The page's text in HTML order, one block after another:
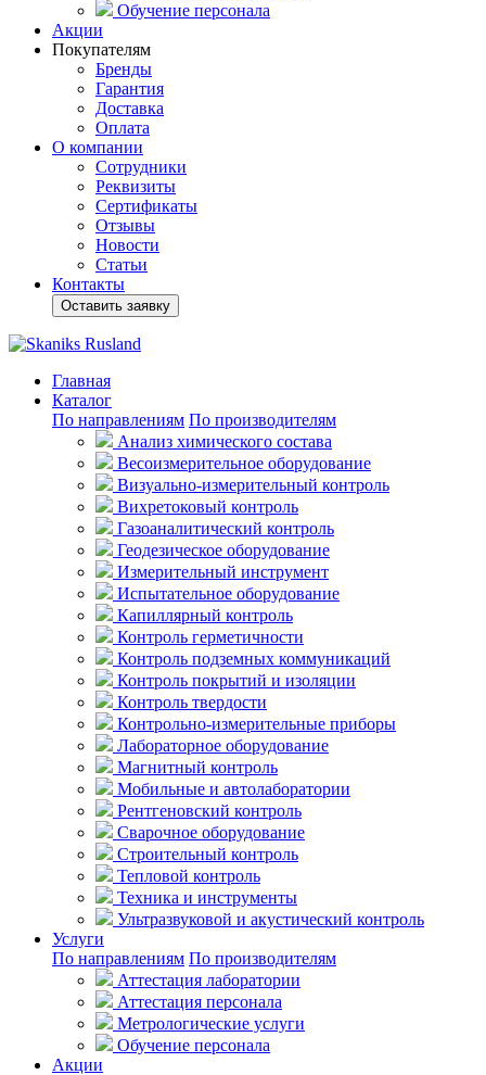
Обучение персонала
Акции
Покупателям
Бренды
Гарантия
Доставка
Оплата
О компании
Сотрудники
Реквизиты
Сертификаты
Отзывы
Новости
Статьи
Контакты
Оставить заявку
Главная
Каталог
По направлениям По производителям
Анализ химического состава
Весоизмерительное оборудование
Визуально-измерительный контроль
Вихретоковый контроль
Газоаналитический контроль
Геодезическое оборудование
Измерительный инструмент
Испытательное оборудование
Капиллярный контроль
Контроль герметичности
Контроль подземных коммуникаций
Контроль покрытий и изоляции
Контроль твердости
Контрольно-измерительные приборы
Лабораторное оборудование
Магнитный контроль
Мобильные и автолаборатории
Рентгеновский контроль
Сварочное оборудование
Строительный контроль
Тепловой контроль
Техника и инструменты
Ультразвуковой и акустический контроль
Услуги
По направлениям По производителям
Аттестация лаборатории
Аттестация персонала
Метрологические услуги
Обучение персонала
Акции